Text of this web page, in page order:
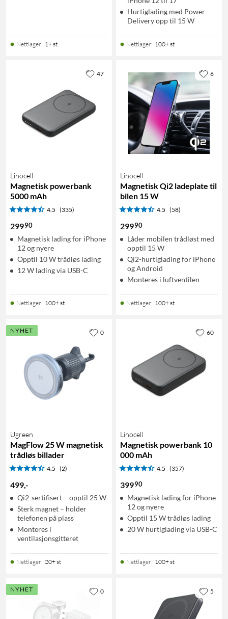
Nettlager: 1+ st
Hurtiglading med Power
Delivery opp til 15 W
Nettlager: 100+ st
Linocell
Magnetisk powerbank
5000 mAh
4.5 (335)
29990
Magnetisk lading for iPhone
12 og nyere
Opptil 10 W trådløs lading
12 W lading via USB-C
Nettlager: 100+ st
47
Linocell
Magnetisk Qi2 ladeplate til
bilen 15 W
4.5 (58)
29990
Låder mobilen trådløst med
opptil 15 W
Qi2-hurtiglading for iPhone
og Android
Monteres i luftventilen
Nettlager: 100+ st
6
NYHET
Ugreen
MagFlow 25 W magnetisk
trådløs billader
4.5 (2)
499,-
Qi2-sertifisert – opptil 25 W
Sterk magnet – holder
telefonen på plass
Monteres i
ventilasjonsgitteret
Nettlager: 20+ st
0
Linocell
Magnetisk powerbank 10
000 mAh
4.5 (357)
39990
Magnetisk lading for iPhone
12 og nyere
Opptil 15 W trådløs lading
20 W hurtiglading via USB-C
Nettlager: 100+ st
60
NYHET 0 5